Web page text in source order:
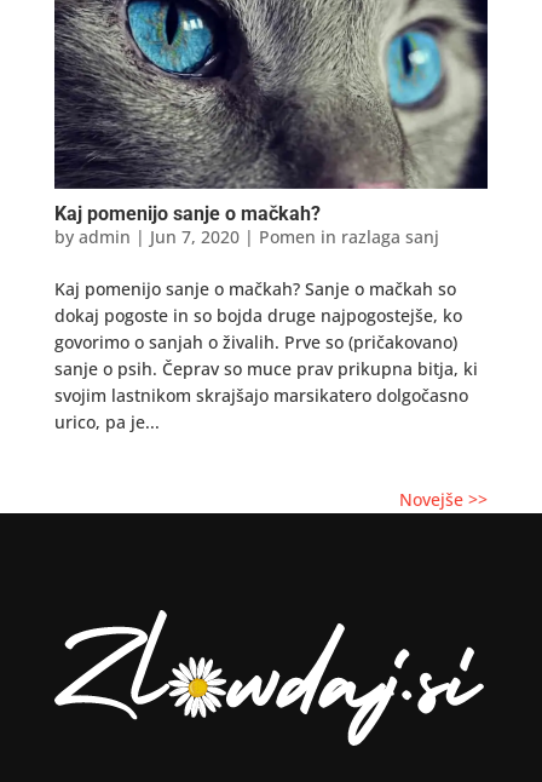
Kaj pomenijo sanje o mačkah?
by admin | Jun 7, 2020| Pomen in razlaga sanj
Kaj pomenijo sanje o mačkah? Sanje o mačkah so
dokaj pogoste in so bojda druge najpogostejše, ko
govorimo o sanjah o živalih. Prve so (pričakovano)
sanje o psih. Čeprav so muce prav prikupna bitja, ki
svojim lastnikom skrajšajo marsikatero dolgočasno
urico, pa je...
Novejše >>